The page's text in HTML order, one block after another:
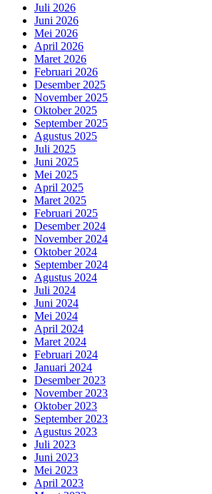
Juli 2026
Juni 2026
Mei 2026
April 2026
Maret 2026
Februari 2026
Desember 2025
November 2025
Oktober 2025
September 2025
Agustus 2025
Juli 2025
Juni 2025
Mei 2025
April 2025
Maret 2025
Februari 2025
Desember 2024
November 2024
Oktober 2024
September 2024
Agustus 2024
Juli 2024
Juni 2024
Mei 2024
April 2024
Maret 2024
Februari 2024
Januari 2024
Desember 2023
November 2023
Oktober 2023
September 2023
Agustus 2023
Juli 2023
Juni 2023
Mei 2023
April 2023